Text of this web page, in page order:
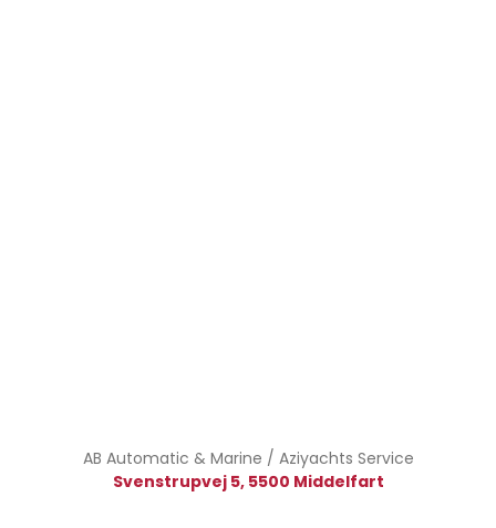
AB Automatic & Marine / Aziyachts Service​
Svenstrupvej 5, 5500 Middelfart